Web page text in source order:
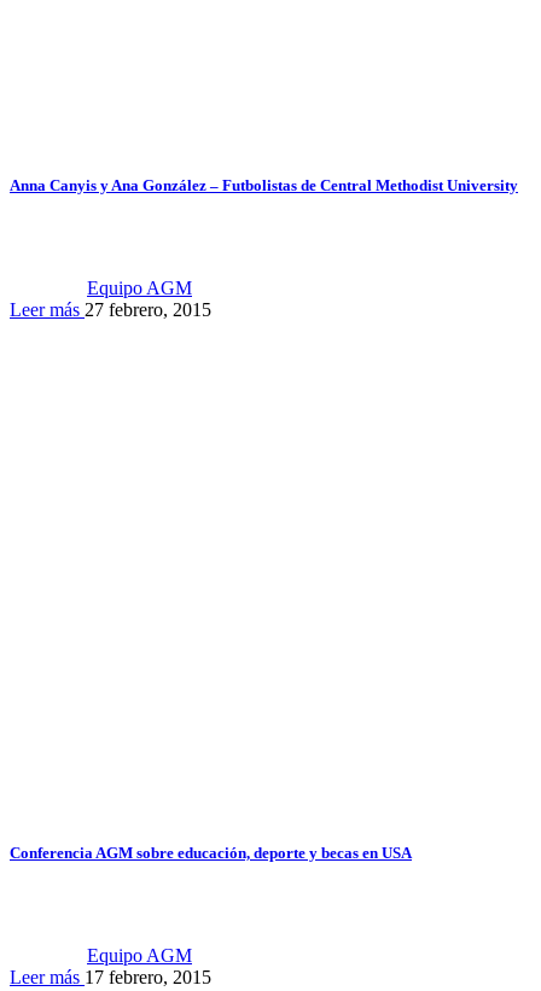
Anna Canyis y Ana González – Futbolistas de Central Methodist University
Equipo AGM
Leer más 27 febrero, 2015
Conferencia AGM sobre educación, deporte y becas en USA
Equipo AGM
Leer más 17 febrero, 2015